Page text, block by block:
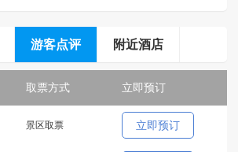
游客点评 附近酒店
取票方式 立即预订
景区取票 立即预订